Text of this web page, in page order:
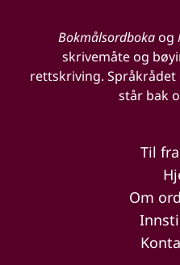
Bokmålsordbokaog
skrivemåte og
rettskriving.
står bak
Til
Om